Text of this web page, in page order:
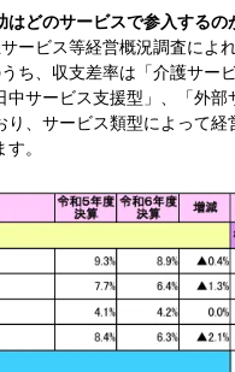
はどのサービスで参入するの
ービス等経営概況調査によ
ち、収支差率は「介護サー
中サービス支援型」、「外部
り、サービス類型によって経
。